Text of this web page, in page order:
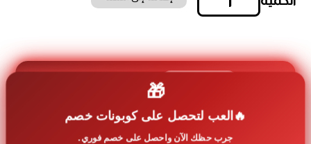
كمية
جولد
سكاي
طاولة
طلب
🎁
العب لتحصل على كوبونات خصم
جرب حظك الآن واحصل على خصم فوري.